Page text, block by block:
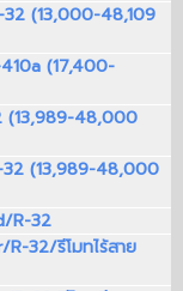
32 (13,000-48,109
(17,400-
(13,989-48,000
32 (13,989-48,000
R-32
32/รีโมทไร้สาย